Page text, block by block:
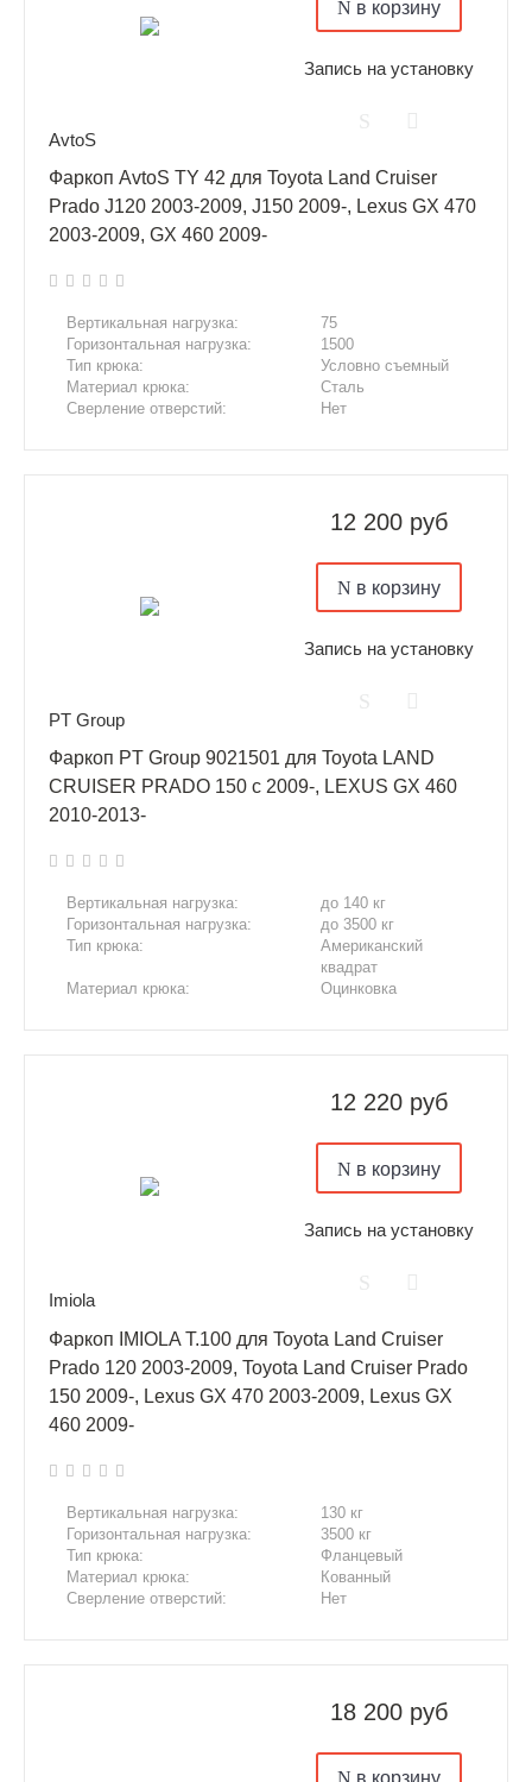
AvtoS
в корзину
Запись на установку
Фаркоп AvtoS TY 42 для Toyota Land Cruiser
Prado J120 2003-2009, J150 2009-, Lexus GX 470
2003-2009, GX 460 2009-
Вертикальная нагрузка:
75
Горизонтальная нагрузка:
1500
Тип крюка:
Условно съемный
Материал крюка:
Сталь
Сверление отверстий:
Нет
PT Group
12 200 руб
в корзину
Запись на установку
Фаркоп PT Group 9021501 для Toyota LAND
CRUISER PRADO 150 с 2009-, LEXUS GX 460
2010-2013-
Вертикальная нагрузка:
до 140 кг
Горизонтальная нагрузка:
до 3500 кг
Тип крюка:
Американский
квадрат
Материал крюка:
Оцинковка
Imiola
12 220 руб
в корзину
Запись на установку
Фаркоп IMIOLA T.100 для Toyota Land Cruiser
Prado 120 2003-2009, Toyota Land Cruiser Prado
150 2009-, Lexus GX 470 2003-2009, Lexus GX
460 2009-
Вертикальная нагрузка:
130 кг
Горизонтальная нагрузка:
3500 кг
Тип крюка:
Фланцевый
Материал крюка:
Кованный
Сверление отверстий:
Нет
18 200 руб
в корзину